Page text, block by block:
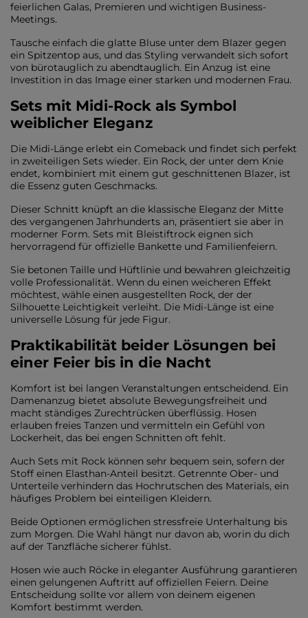
feierlichen Galas, Premieren und wichtigen Business-
Meetings.
Tausche einfach die glatte Bluse unter dem Blazer gegen
ein Spitzentop aus, und das Styling verwandelt sich sofort
von bürotauglich zu abendtauglich. Ein Anzug ist eine
Investition in das Image einer starken und modernen Frau.
Sets mit Midi-Rock als Symbol
weiblicher Eleganz
Die Midi-Länge erlebt ein Comeback und findet sich perfekt
in zweiteiligen Sets wieder. Ein Rock, der unter dem Knie
endet, kombiniert mit einem gut geschnittenen Blazer, ist
die Essenz guten Geschmacks.
Dieser Schnitt knüpft an die klassische Eleganz der Mitte
des vergangenen Jahrhunderts an, präsentiert sie aber in
moderner Form. Sets mit Bleistiftrock eignen sich
hervorragend für offizielle Bankette und Familienfeiern.
Sie betonen Taille und Hüftlinie und bewahren gleichzeitig
volle Professionalität. Wenn du einen weicheren Effekt
möchtest, wähle einen ausgestellten Rock, der der
Silhouette Leichtigkeit verleiht. Die Midi-Länge ist eine
universelle Lösung für jede Figur.
Praktikabilität beider Lösungen bei
einer Feier bis in die Nacht
Komfort ist bei langen Veranstaltungen entscheidend. Ein
Damenanzug bietet absolute Bewegungsfreiheit und
macht ständiges Zurechtrücken überflüssig. Hosen
erlauben freies Tanzen und vermitteln ein Gefühl von
Lockerheit, das bei engen Schnitten oft fehlt.
Auch Sets mit Rock können sehr bequem sein, sofern der
Stoff einen Elasthan-Anteil besitzt. Getrennte Ober- und
Unterteile verhindern das Hochrutschen des Materials, ein
häufiges Problem bei einteiligen Kleidern.
Beide Optionen ermöglichen stressfreie Unterhaltung bis
zum Morgen. Die Wahl hängt nur davon ab, worin du dich
auf der Tanzfläche sicherer fühlst.
Hosen wie auch Röcke in eleganter Ausführung garantieren
einen gelungenen Auftritt auf offiziellen Feiern. Deine
Entscheidung sollte vor allem von deinem eigenen
Komfort bestimmt werden.